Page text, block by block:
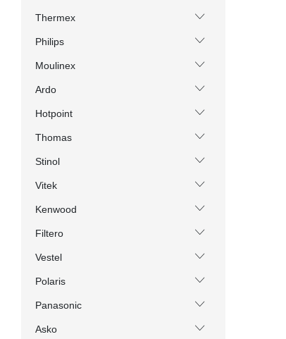
Thermex
Philips
Moulinex
Ardo
Hotpoint
Thomas
Stinol
Vitek
Kenwood
Filtero
Vestel
Polaris
Panasonic
Asko